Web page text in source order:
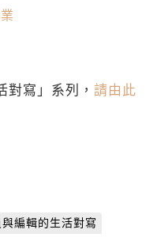
寫」系列， 請由此
編輯的生活對寫